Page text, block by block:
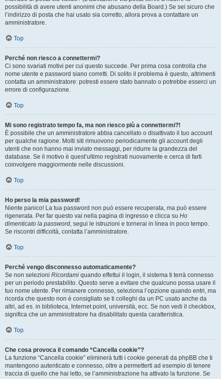
possibilità di avere utenti anonimi che abusano della Board.) Se sei sicuro che
l’indirizzo di posta che hai usato sia corretto, allora prova a contattare un
amministratore.
Top
Perché non riesco a connettermi?
Ci sono svariati motivi per cui questo succede. Per prima cosa controlla che
nome utente e password siano corretti. Di solito il problema è questo, altrimenti
contatta un amministratore: potresti essere stato bannato o potrebbe esserci un
errore di configurazione.
Top
Mi sono registrato tempo fa, ma non riesco più a connettermi?!
È possibile che un amministratore abbia cancellato o disattivato il tuo account
per qualche ragione. Molti siti rimuovono periodicamente gli account degli
utenti che non hanno mai inviato messaggi, per ridurre la grandezza del
database. Se il motivo è quest’ultimo registrati nuovamente e cerca di farti
coinvolgere maggiormente nelle discussioni.
Top
Ho perso la mia password!
Niente panico! La tua password non può essere recuperata, ma può essere
rigenerata. Per far questo vai nella pagina di ingresso e clicca su Ho
dimenticato la password, segui le istruzioni e tornerai in linea in poco tempo.
Se riscontri difficoltà, contatta l’amministratore.
Top
Perché vengo disconnesso automaticamente?
Se non selezioni Ricordami quando effettui il login, il sistema ti terrà connesso
per un periodo prestabilito. Questo serve a evitare che qualcuno possa usare il
tuo nome utente. Per rimanere connesso, seleziona l’opzione quando entri, ma
ricorda che questo non è consigliato se ti colleghi da un PC usato anche da
altri, ad es. in biblioteca, Internet point, università, ecc. Se non vedi il checkbox,
significa che un amministratore ha disabilitato questa caratteristica.
Top
Che cosa provoca il comando “Cancella cookie”?
La funzione “Cancella cookie” eliminerà tutti i cookie generati da phpBB che ti
mantengono autenticato e connesso, oltre a permetterti ad esempio di tenere
traccia di quello che hai letto, se l’amministrazione ha attivato la funzione. Se